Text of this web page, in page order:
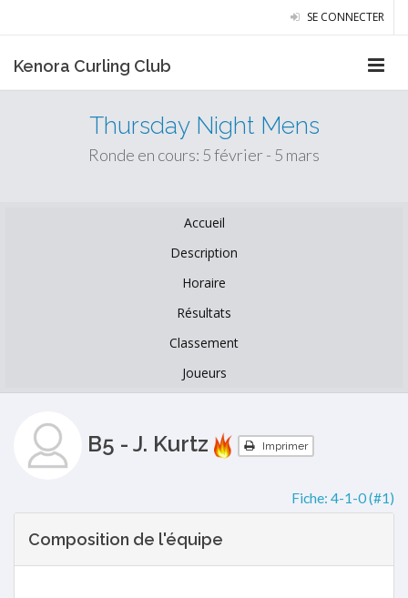
SE CONNECTER
Kenora Curling Club
Thursday Night Mens
Ronde en cours: 5 février - 5 mars
Accueil
Description
Horaire
Résultats
Classement
Joueurs
B5 - J. Kurtz Imprimer
Fiche: 4-1-0 (#1)
Composition de l'équipe